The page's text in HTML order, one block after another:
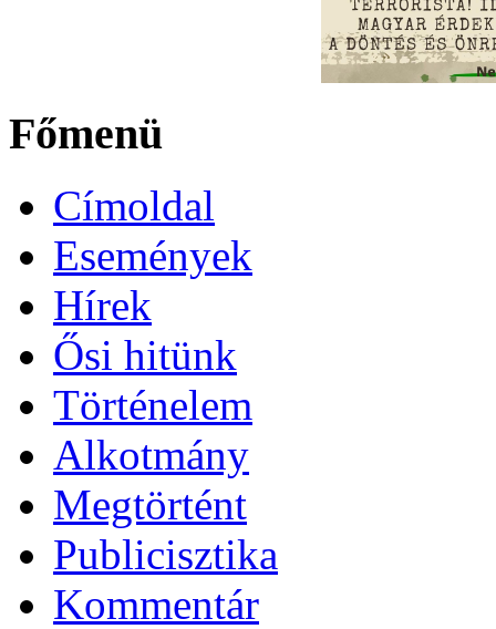
Főmenü
Címoldal
Események
Hírek
Ősi hitünk
Történelem
Alkotmány
Megtörtént
Publicisztika
Kommentár